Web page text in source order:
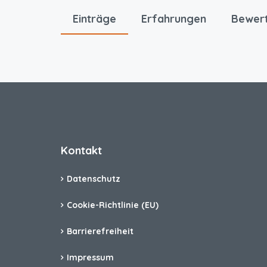
Einträge Erfahrungen
Kontakt
Datenschutz
Cookie-Richtlinie (EU)
Barrierefreiheit
Impressum